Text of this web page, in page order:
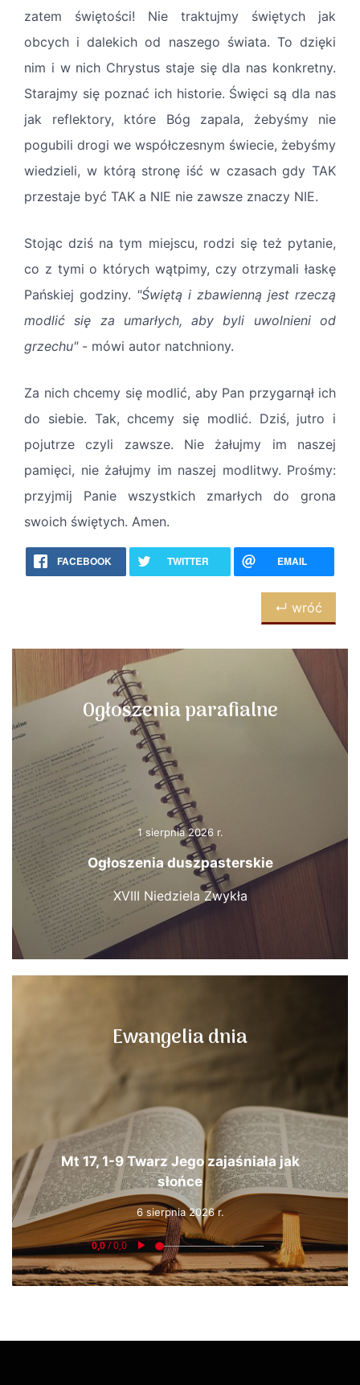
zatem świętości! Nie traktujmy świętych jak
obcych i dalekich od naszego świata. To dzięki
nim i w nich Chrystus staje się dla nas konkretny.
Starajmy się poznać ich historie. Święci są dla nas
jak reflektory, które Bóg zapala, żebyśmy nie
pogubili drogi we współczesnym świecie, żebyśmy
wiedzieli, w którą stronę iść w czasach gdy TAK
przestaje być TAK a NIE nie zawsze znaczy NIE.
Stojąc dziś na tym miejscu, rodzi się też pytanie,
co z tymi o których wątpimy, czy otrzymali łaskę
Pańskiej godziny. "Świętą i zbawienną jest rzeczą
modlić się za umarłych, aby byli uwolnieni od
grzechu"- mówi autor natchniony.
Za nich chcemy się modlić, aby Pan przygarnął ich
do siebie. Tak, chcemy się modlić. Dziś, jutro i
pojutrze czyli zawsze. Nie żałujmy im naszej
pamięci, nie żałujmy im naszej modlitwy. Prośmy:
przyjmij Panie wszystkich zmarłych do grona
swoich świętych. Amen.
FACEBOOK TWITTER EMAIL
↵ wróć
Ogłoszenia parafialne
1 sierpnia 2026 r.
Ogłoszenia duszpasterskie
XVIII Niedziela Zwykła
Ewangelia dnia
Mt 17, 1-9 Twarz Jego zajaśniała jak
słońce
6 sierpnia 2026 r.